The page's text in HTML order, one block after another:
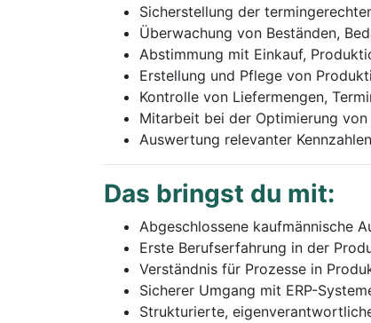
Sicherstellung der
Überwachung von Beständen,
Abstimmung mit Einkauf,
Erstellung und Pflege von
Kontrolle von Liefermengen,
Mitarbeit bei der Optimierung
Auswertung relevanter
Das bringst du mit:
Abgeschlossene kaufmännische
Erste Berufserfahrung in der
Verständnis für Prozesse in
Sicherer Umgang mit ERP-
Strukturierte,